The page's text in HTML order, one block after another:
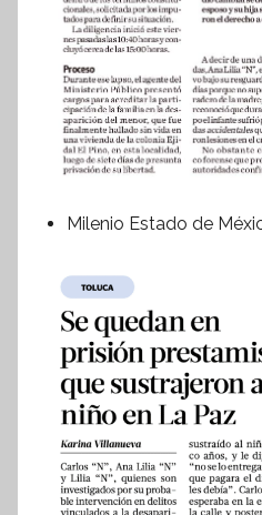
Milenio Estado de